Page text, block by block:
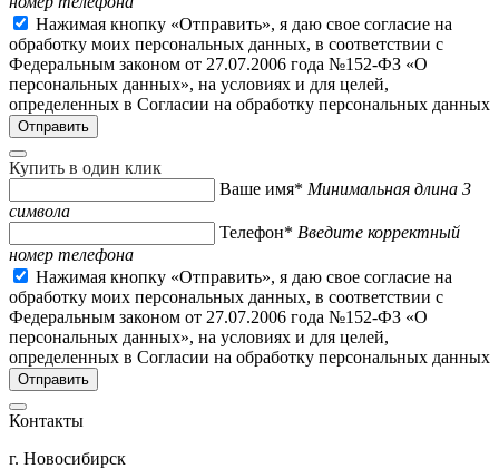
Нажимая кнопку «Отправить», я даю свое согласие на
обработку моих персональных данных, в соответствии с
Федеральным законом от 27.07.2006 года №152-ФЗ «О
персональных данных», на условиях и для целей,
определенных в Согласии на обработку персональных данных
Купить в один клик
Ваше имя* Минимальная длина 3
символа
Телефон* Введите корректный
номер телефона
Нажимая кнопку «Отправить», я даю свое согласие на
обработку моих персональных данных, в соответствии с
Федеральным законом от 27.07.2006 года №152-ФЗ «О
персональных данных», на условиях и для целей,
определенных в Согласии на обработку персональных данных
Контакты
г. Новосибирск